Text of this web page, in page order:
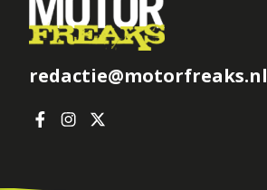
redactie@motorfreaks.nl